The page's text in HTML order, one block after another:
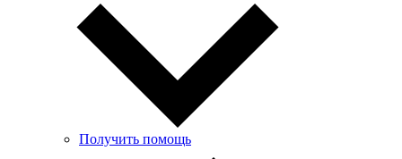
Получить помощь